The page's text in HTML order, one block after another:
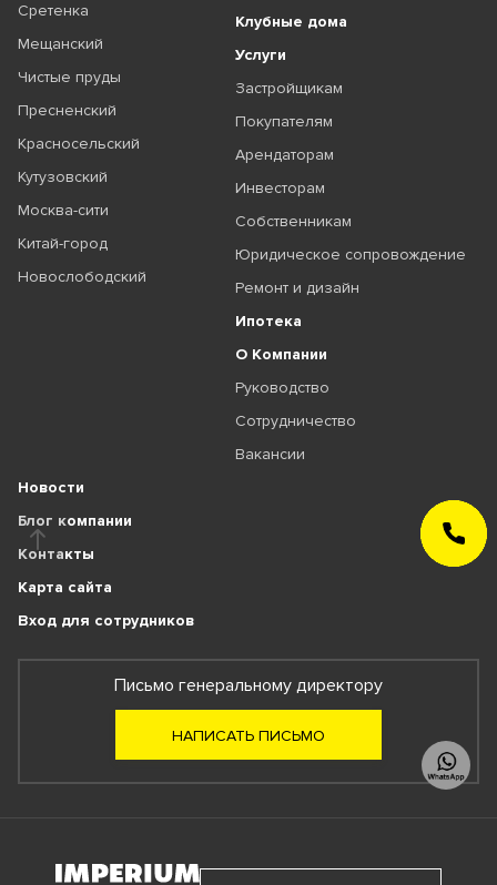
Сретенка
Мещанский
Чистые пруды
Пресненский
Красносельский
Кутузовский
Москва-сити
Китай-город
Новослободский
Клубные дома
Услуги
Застройщикам
Покупателям
Арендаторам
Инвесторам
Собственникам
Юридическое сопровождение
Ремонт и дизайн
Ипотека
О Компании
Руководство
Сотрудничество
Вакансии
Новости
Блог компании
Контакты
Карта сайта
Вход для сотрудников
Письмо генеральному директору
НАПИСАТЬ ПИСЬМО
ЗАКАЗАТЬ
ЗВОНОК